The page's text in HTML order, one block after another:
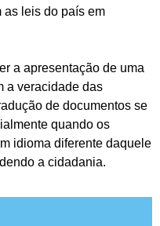
as leis do país em
a apresentação de uma
a veracidade das
de documentos se
quando os
idioma diferente daquele
a cidadania.